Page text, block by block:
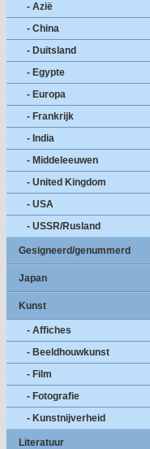
- Azië
- China
- Duitsland
- Egypte
- Europa
- Frankrijk
- India
- Middeleeuwen
- United Kingdom
- USA
- USSR/Rusland
Gesigneerd/genummerd
Japan
Kunst
- Affiches
- Beeldhouwkunst
- Film
- Fotografie
- Kunstnijverheid
Literatuur